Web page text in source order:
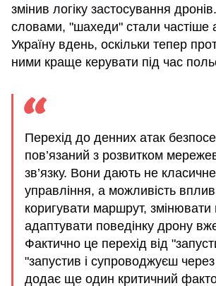
змінив логіку застосування
словами, "шахеди" стали частіше
Україну вдень, оскільки тепер
ними краще керувати під час
Перехід до денних атак
пов’язаний з розвитком
зв’язку. Вони дають не
управління, а можливість
коригувати маршрут, змінювати
адаптувати поведінку дрону
Фактично це перехід від
"запустив і супроводжуєш
додає ще один критичний